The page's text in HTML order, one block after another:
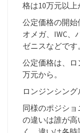
格は10万元以上
公定価格の開始
オメガ、IWC、
ゼニスなどです。
公定価格は、
万元から。
ロンジンシン
同様のポジシ
の違いは誰が